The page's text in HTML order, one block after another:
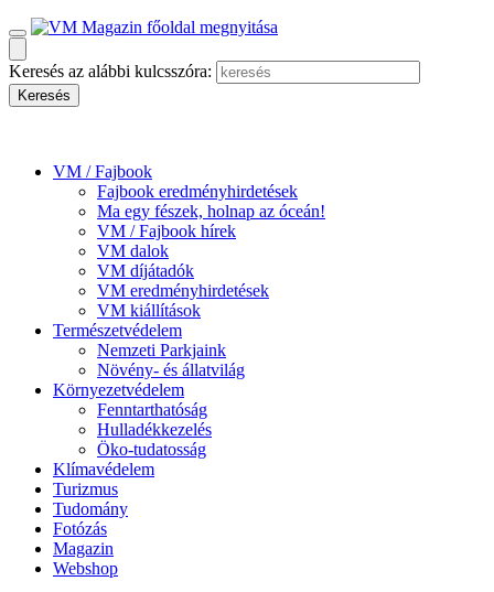
Keresés az alábbi kulcsszóra:
VM / Fajbook
Fajbook eredményhirdetések
Ma egy fészek, holnap az óceán!
VM / Fajbook hírek
VM dalok
VM díjátadók
VM eredményhirdetések
VM kiállítások
Természetvédelem
Nemzeti Parkjaink
Növény- és állatvilág
Környezetvédelem
Fenntarthatóság
Hulladékkezelés
Öko-tudatosság
Klímavédelem
Turizmus
Tudomány
Fotózás
Magazin
Webshop